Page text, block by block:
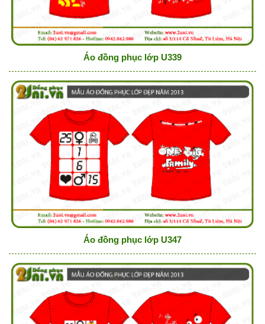
Áo đồng phục lớp U339
Áo đồng phục lớp U347